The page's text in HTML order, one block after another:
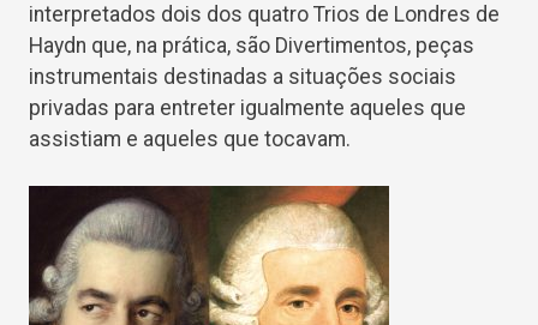
interpretados dois dos quatro Trios de Londres de
Haydn que, na prática, são Divertimentos, peças
instrumentais destinadas a situações sociais
privadas para entreter igualmente aqueles que
assistiam e aqueles que tocavam.